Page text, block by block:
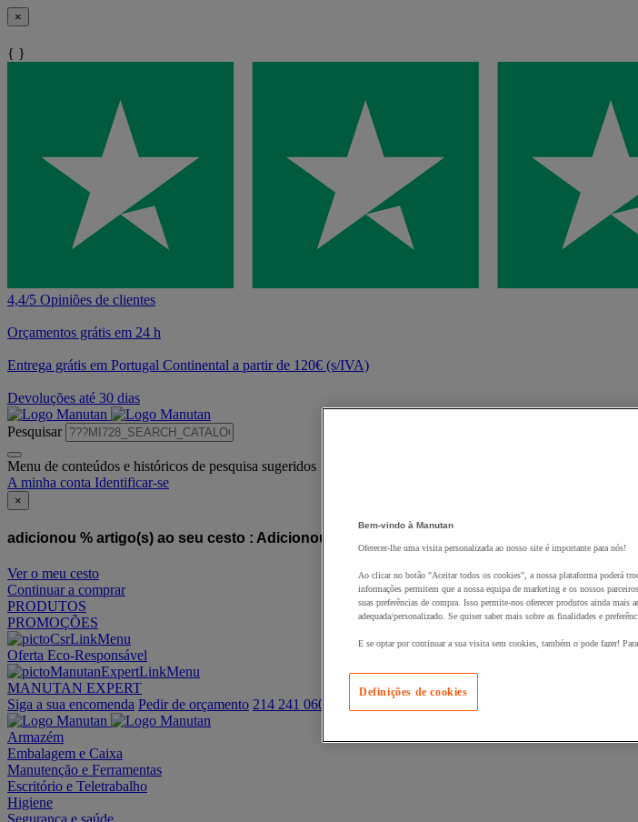
×
{ }
4,4/5 Opiniões de clientes
Orçamentos grátis em 24 h
Entrega grátis em Portugal Continental a partir de 120€ (s/IVA)
Devoluções até 30 dias
Pesquisar
Menu de conteúdos e históricos de pesquisa sugeridos
A minha conta Identificar-se
×
adicionou % artigo(s) ao seu cesto : Adicionou este artigo ao seu cesto :
Ver o meu cesto
Continuar a comprar
PRODUTOS
PROMOÇÕES
Oferta Eco-Responsável
MANUTAN EXPERT
Siga a sua encomenda Pedir de orçamento 214 241 060
Armazém
Embalagem e Caixa
Manutenção e Ferramentas
Escritório e Teletrabalho
Higiene
Segurança e saúde
Bem-vindo à Manutan
Oferecer-lhe uma visita personalizada ao nosso site é importante para nós!
Ao clicar no botão "Aceitar todos os cookies", a nossa plataforma poderá
informações permitem que a nossa equipa de marketing e os nossos
suas preferências de compra. Isso permite-nos oferecer produtos ainda mais
adequada/personalizado. Se quiser saber mais sobre as finalidades e
E se optar por continuar a sua visita sem cookies, também o pode fazer!
Definições de cookies